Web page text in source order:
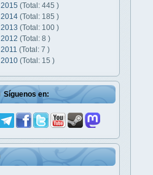
2015 (Total: 445 )
2014 (Total: 185 )
2013 (Total: 100 )
2012 (Total: 8 )
2011 (Total: 7 )
2010 (Total: 15 )
Síguenos en: